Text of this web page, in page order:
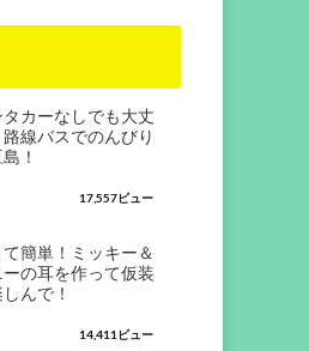
タカーなしでも大丈
路線バスでのんびり
！
17,557ビュー
簡単！ミッキー＆
ーの耳を作って仮装
んで！
14,411ビュー